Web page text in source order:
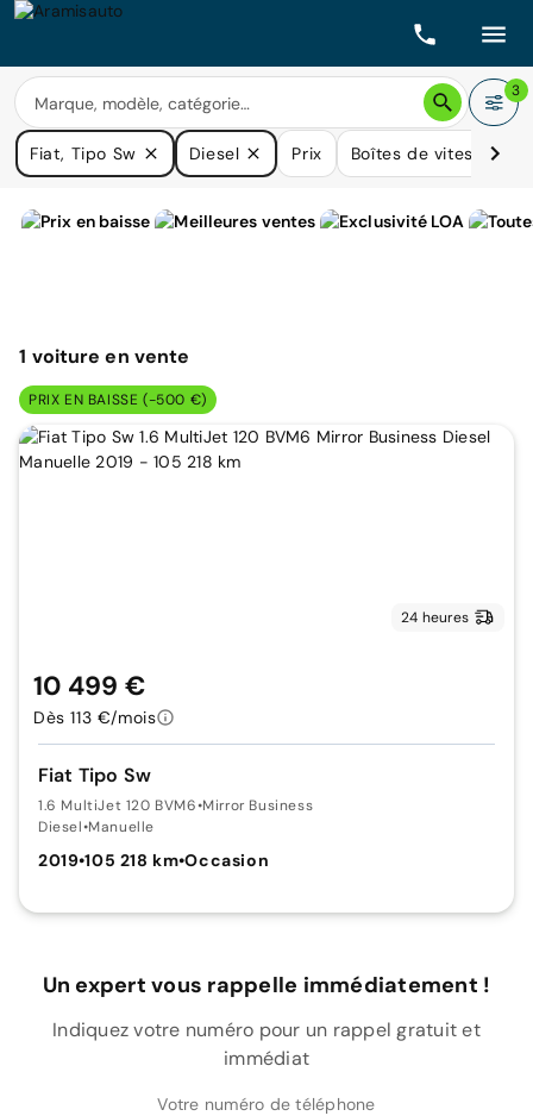
3
Fiat, Tipo Sw Diesel Prix Boîtes de vitesse
1 voitureen vente
PRIX EN BAISSE (-500 €)
24 heures
Fiat Tipo Sw
1.6 MultiJet 120 BVM6•Mirror Business
Diesel•Manuelle
2019•105 218 km•Occasion
10 499 €
Dès 113 €/mois
Un expert vous rappelle immédiatement !
Indiquez votre numéro pour un rappel gratuit et
immédiat
Votre numéro de téléphone